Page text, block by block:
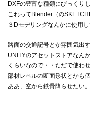
DXFの豊富な種類にびっくりし
これってBlender（の
３Dモデリングなんかに使用
路面の交通記号とか雰囲気出
UNITYのアセットストアなん
くらいなので・・ただで使わ
部材レベルの断面形状とかも
ああ、空から鉄骨降らせたい。